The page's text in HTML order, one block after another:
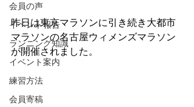
会員の声
イベント報告
ランニング知識
イベント案内
練習方法
会員寄稿
昨日は東京マラソンに引き続き大都市
マラソンの名古屋ウィメンズマラソン
が開催されました。